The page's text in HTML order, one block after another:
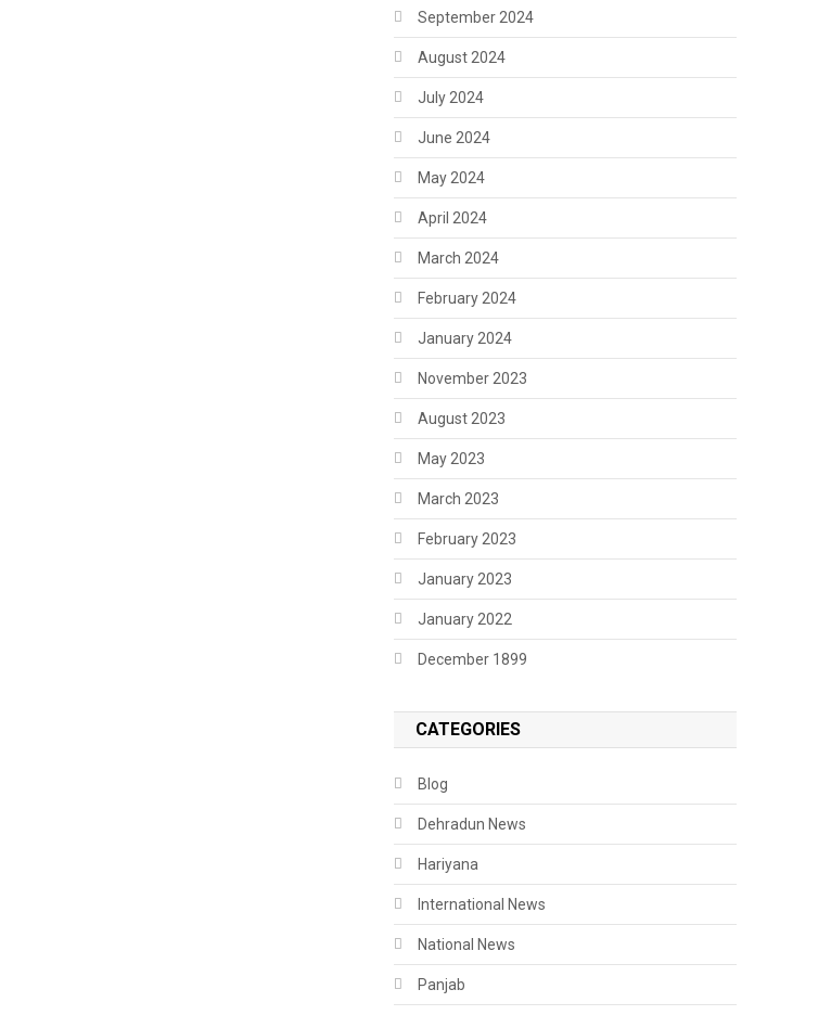
September 2024
August 2024
July 2024
June 2024
May 2024
April 2024
March 2024
February 2024
January 2024
November 2023
August 2023
May 2023
March 2023
February 2023
January 2023
January 2022
December 1899
CATEGORIES
Blog
Dehradun News
Hariyana
International News
National News
Panjab